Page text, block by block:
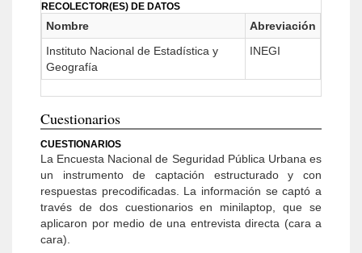
RECOLECTOR(ES) DE DATOS
Nombre
Abreviación
Instituto Nacional de Estadística y
Geografía
INEGI
Cuestionarios
CUESTIONARIOS
La Encuesta Nacional de Seguridad Pública Urbana es
un instrumento de captación estructurado y con
respuestas precodificadas. La información se captó a
través de dos cuestionarios en minilaptop, que se
aplicaron por medio de una entrevista directa (cara a
cara).